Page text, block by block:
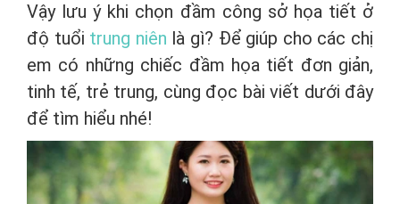
Vậy lưu ý khi chọn đầm công sở họa tiết ở
độ tuổi trung niên là gì? Để giúp cho các chị
em có những chiếc đầm họa tiết đơn giản,
tinh tế, trẻ trung, cùng đọc bài viết dưới đây
để tìm hiểu nhé!